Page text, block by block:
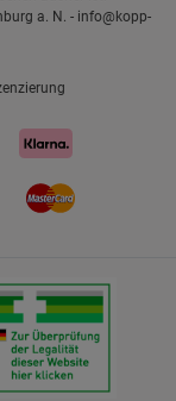
a. N. - info@kopp-